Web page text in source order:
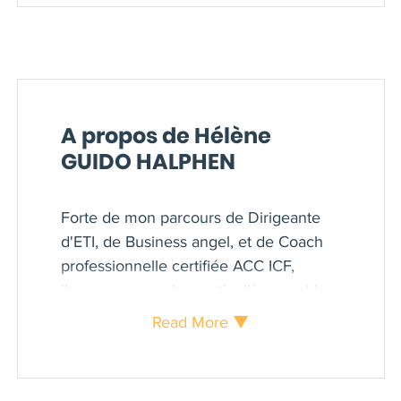
A propos de Hélène
GUIDO HALPHEN
Forte de mon parcours de Dirigeante
d'ETI, de Business angel, et de Coach
professionnelle certifiée ACC ICF,
j'accompagne plus particulièrement les
acteurs des secteurs de l'alimentaire de
Read More ▼